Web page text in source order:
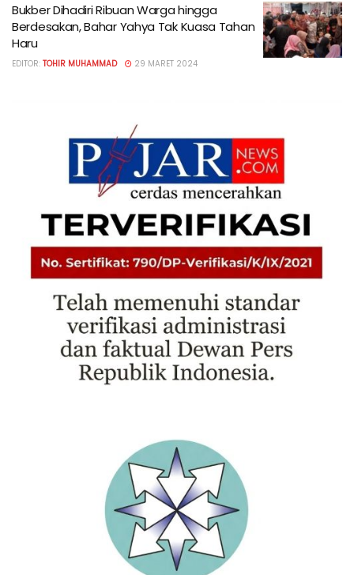
Bukber Dihadiri Ribuan Warga hingga
Berdesakan, Bahar Yahya Tak Kuasa Tahan
Haru
EDITOR: TOHIR MUHAMMAD 29 MARET 2024